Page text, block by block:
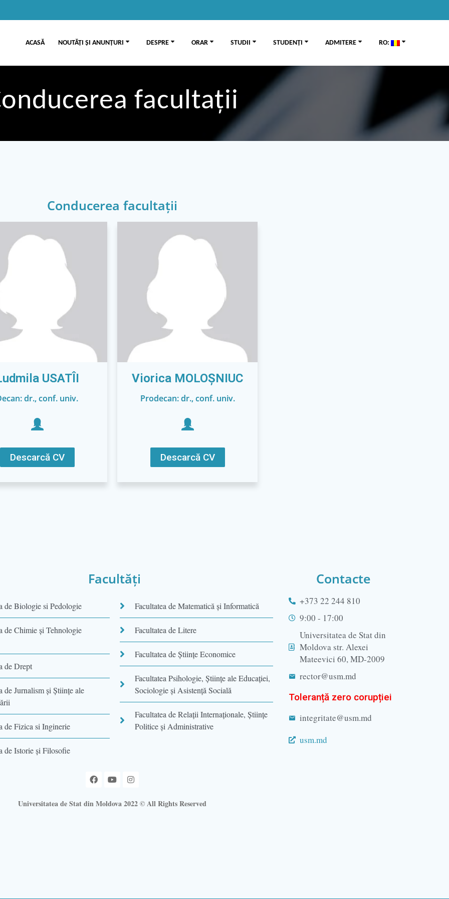
ACASĂ NOUTĂȚI ȘI ANUNȚURI DESPRE ORAR STUDII STUDENȚI ADMITERE RO:
facultații
Conducerea facultații
USATÎI
dr., conf. univ.
Descarcă CV
Viorica MOLOȘNIUC
Prodecan: dr., conf. univ.
Descarcă CV
Facultăţi
de Biologie si Pedologie
de Chimie şi Tehnologie
de Drept
de Jurnalism şi Ştiinţe ale
de Fizica si Inginerie
de Istorie şi Filosofie
Facultatea de Matematică şi Informatică
Facultatea de Litere
Facultatea de Științe Economice
Facultatea Psihologie, Ştiinţe ale Educaţiei,
Sociologie și Asistență Socială
Facultatea de Relaţii Internaţionale, Ştiinţe
Politice şi Administrative
Contacte
+373 22 244 810
9:00 - 17:00
Universitatea de Stat din
Moldova str. Alexei
Mateevici 60, MD-2009
rector@usm.md
Toleranță zero corupției
integritate@usm.md
usm.md
Universitatea de Stat din Moldova 2022 © All Rights Reserved